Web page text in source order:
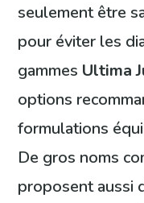
seulement être
pour éviter les
gammes Ultima
options
formulations
De gros noms
proposent aussi